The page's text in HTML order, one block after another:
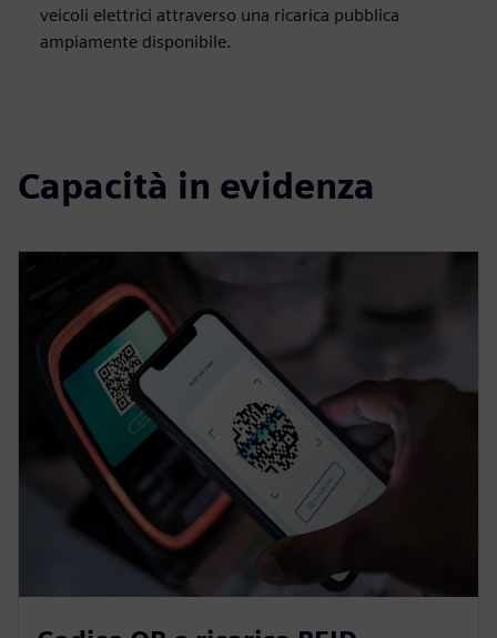
veicoli elettrici attraverso una ricarica pubblica
ampiamente disponibile.
Capacità in evidenza